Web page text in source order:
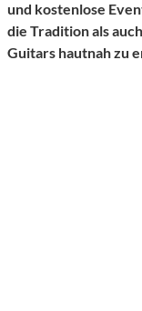
und kostenlose
die Tradition als
Guitars hautnah zu